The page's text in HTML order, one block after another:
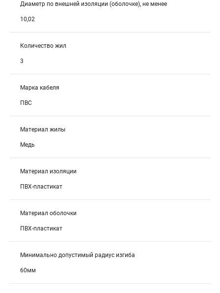
Диаметр по внешней изоляции (оболочке), не менее
10,02
Количество жил
3
Марка кабеля
ПВС
Материал жилы
Медь
Материал изоляции
ПВХ-пластикат
Материал оболочки
ПВХ-пластикат
Минимально допустимый радиус изгиба
60мм